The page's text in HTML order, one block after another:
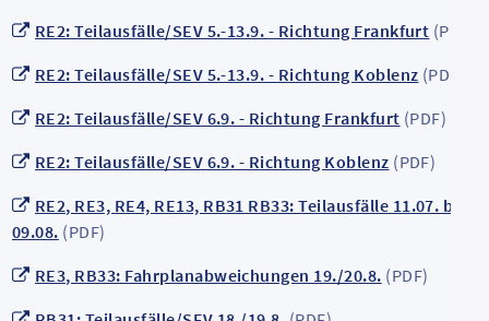
RE2: Teilausfälle/SEV 5.-13.9. - Richtung Frankfurt (PDF)
RE2: Teilausfälle/SEV 5.-13.9. - Richtung Koblenz (PDF)
RE2: Teilausfälle/SEV 6.9. - Richtung Frankfurt (PDF)
RE2: Teilausfälle/SEV 6.9. - Richtung Koblenz (PDF)
RE2, RE3, RE4, RE13, RB31 RB33: Teilausfälle 11.07. bis
09.08. (PDF)
RE3, RB33: Fahrplanabweichungen 19./20.8. (PDF)